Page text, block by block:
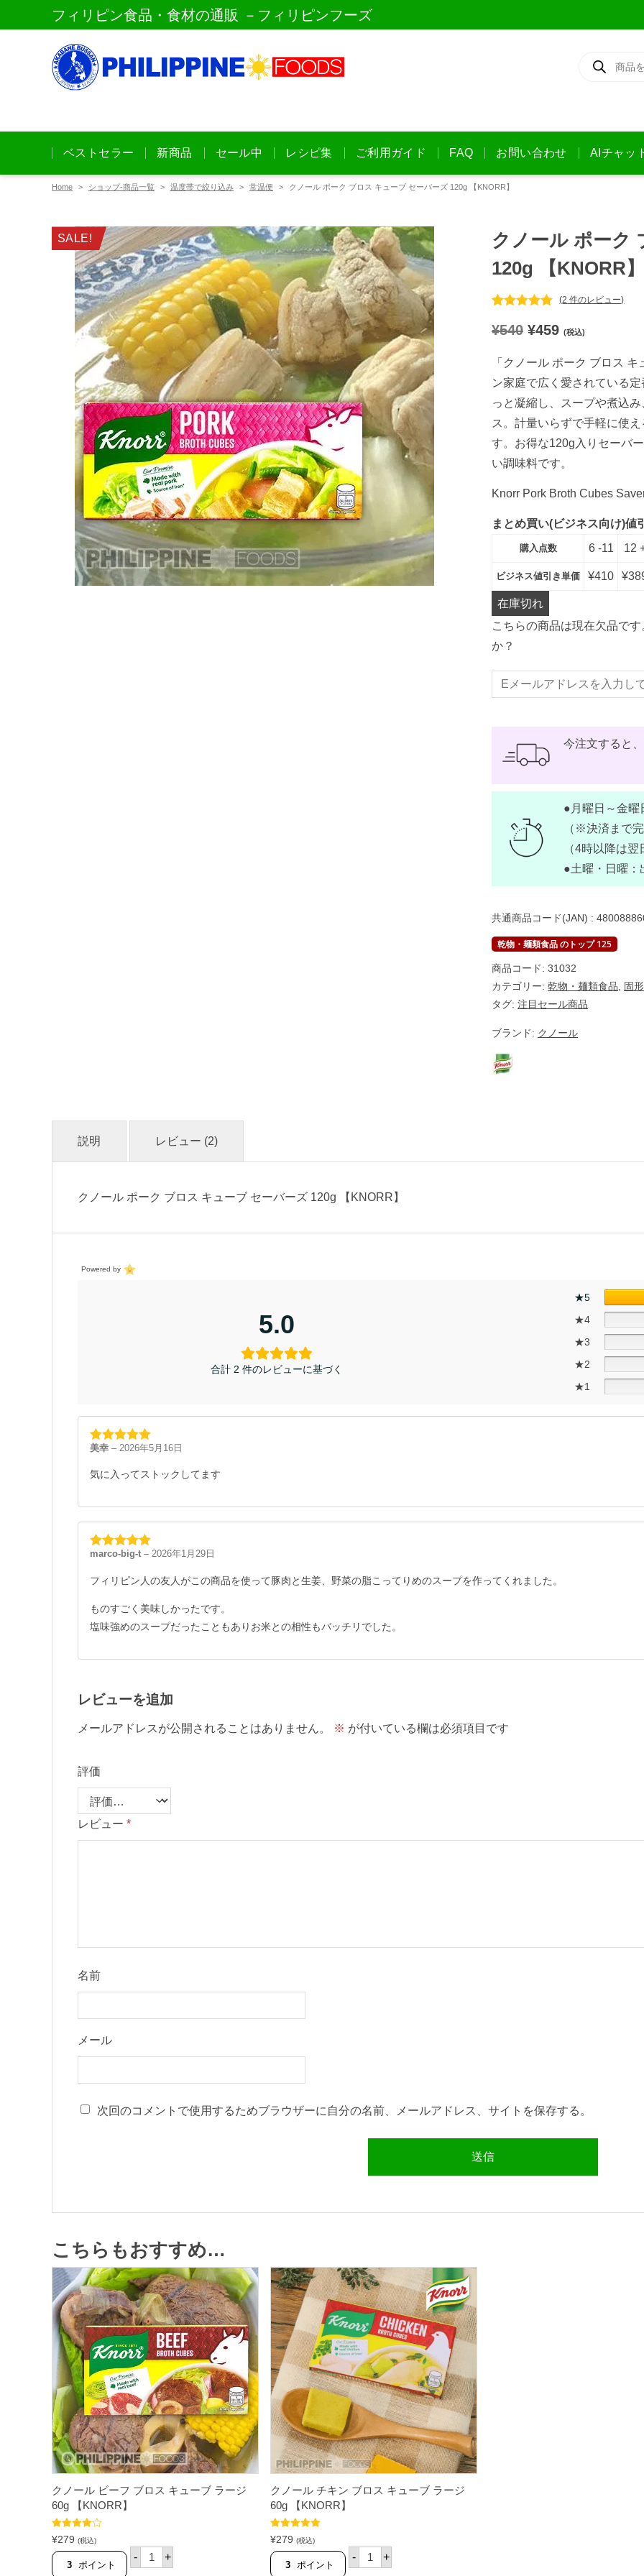
フィリピン食品・食材の通販 －フィリピンフーズ
ベストセラー 新商品 セール中 レシピ集 ご利用ガイド FAQ お問い合わせ AIチャッ
Home ショップ-商品一覧 温度帯で絞り込み 常温便 クノール ポーク ブロス キューブ セーバーズ 120g 【KNORR】
SALE!
クノール ポーク
120g 【KNORR】
評価に基づ
5.00点
(2 件のレビュー)
¥540 元
価
格
は
¥
し
た
¥459現
在
の
価
格
は
(税込)
「クノール ポーク ブロス
ン家庭で広く愛されている
っと凝縮し、スープや煮込
ス。計量いらずで手軽に使
す。お得な120g入りセーバ
い調味料です。
Knorr Pork Broth Cubes
まとめ買い(ビジネス向け)値
購入点数 6 -11 12
ビジネス値引き単価 ¥410 ¥
在庫切れ
こちらの商品は現在欠品で
か？
今注文すると、
●月曜日～金曜
（※決済まで完
（4時以降は翌
●土曜・日曜：
共通商品コード(JAN) :
乾物・麺類食品 のトップ 125
商品コード: 31032
カテゴリー: 乾物・麺類食品 固
タグ: 注目セール商品
ブランド: クノール
説明 レビュー (2)
クノール ポーク ブロス キューブ セーバーズ 120g 【KNORR】
Powered by
5.0
合計 2 件のレビューに基づく
★5
★4
★3
★2
★1
5段階中5の
美幸 – 2026年5月16日
気に入ってストックしてます
5段階中5の
marco-big-t – 2026年1月29日
フィリピン人の友人がこの商品を使って豚肉と生姜、野菜の脂こってりめのスープを作ってくれました。
ものすごく美味しかったです。
塩味強めのスープだったこともありお米との相性もバッチリでした。
レビューを追加
メールアドレスが公開されることはありません。 ※ が付いている欄は必須項目です
評価
レビュー *
名前
メール
次回のコメントで使用するためブラウザーに自分の名前、メールアドレス、サイトを保存する。
こちらもおすすめ…
クノール ビーフ ブロス キューブ ラージ
60g 【KNORR】
5段階中
4.00 の評
価
¥279 (税込)
3 ポイント
- ク
ノ
+
クノール チキン ブロス キューブ ラージ
60g 【KNORR】
5段階中5.00
の評価
¥279 (税込)
3 ポイント
- ク
ノ
+